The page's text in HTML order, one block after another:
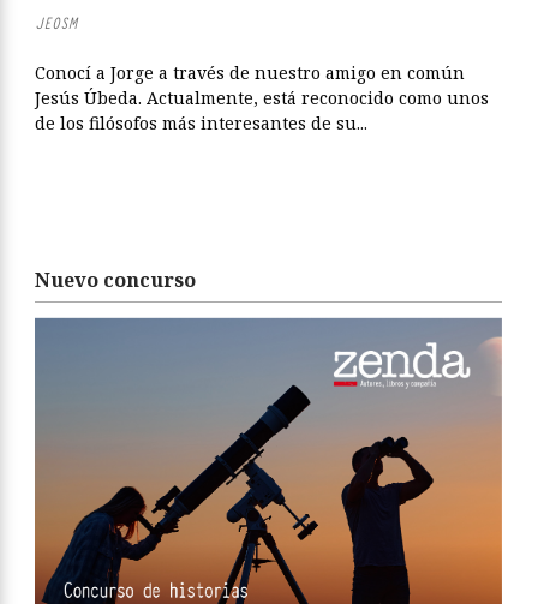
JEOSM
Conocí a Jorge a través de nuestro amigo en común
Jesús Úbeda. Actualmente, está reconocido como unos
de los filósofos más interesantes de su...
Nuevo concurso